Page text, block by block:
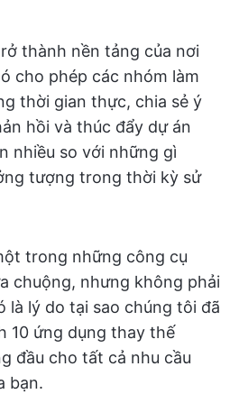
thành nền tảng của nơi
cho phép các nhóm làm
thời gian thực, chia sẻ ý
hồi và thúc đẩy dự án
nhiều so với những gì
tượng trong thời kỳ sử
trong những công cụ
chuộng, nhưng không phải
là lý do tại sao chúng tôi đã
10 ứng dụng thay thế
đầu cho tất cả nhu cầu
bạn.